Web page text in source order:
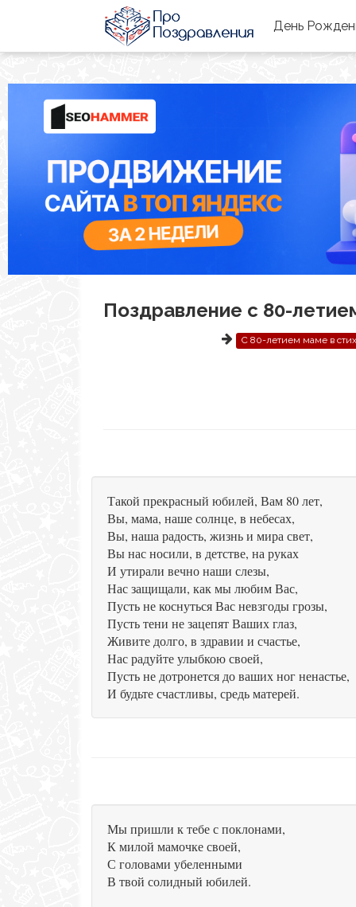
День
Поздравление с 80-
С 80-летием маме в
Такой прекрасный юбилей, Вам 80 лет,
Вы, мама, наше солнце, в небесах,
Вы, наша радость, жизнь и мира свет,
Вы нас носили, в детстве, на руках
И утирали вечно наши слезы,
Нас защищали, как мы любим Вас,
Пусть не коснуться Вас невзгоды грозы,
Пусть тени не зацепят Ваших глаз,
Живите долго, в здравии и счастье,
Нас радуйте улыбкою своей,
Пусть не дотронется до ваших ног ненастье,
И будьте счастливы, средь матерей.
Мы пришли к тебе с поклонами,
К милой мамочке своей,
С головами убеленными
В твой солидный юбилей.